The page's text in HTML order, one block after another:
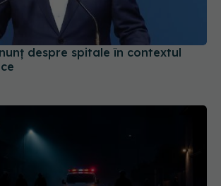
despre spitale în contextul